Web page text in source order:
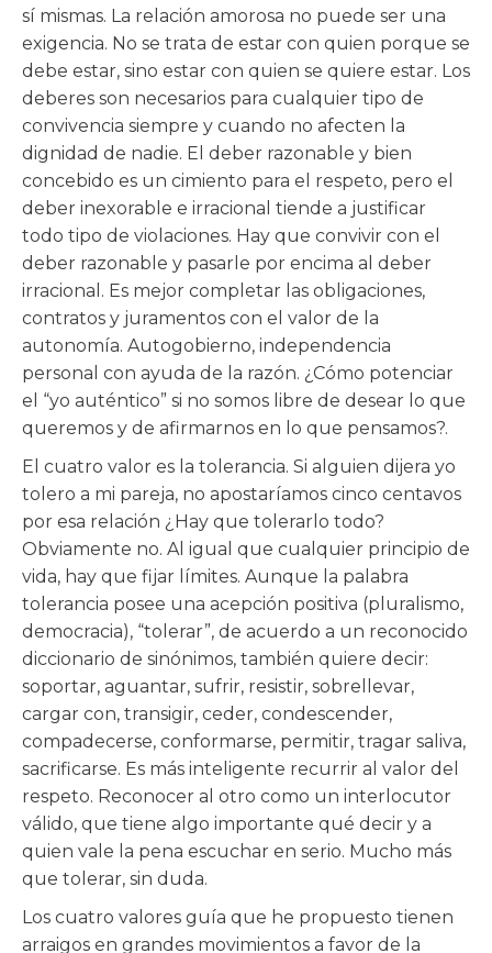
sí mismas. La relación amorosa no puede ser una
exigencia. No se trata de estar con quien porque se
debe estar, sino estar con quien se quiere estar. Los
deberes son necesarios para cualquier tipo de
convivencia siempre y cuando no afecten la
dignidad de nadie. El deber razonable y bien
concebido es un cimiento para el respeto, pero el
deber inexorable e irracional tiende a justificar
todo tipo de violaciones. Hay que convivir con el
deber razonable y pasarle por encima al deber
irracional. Es mejor completar las obligaciones,
contratos y juramentos con el valor de la
autonomía. Autogobierno, independencia
personal con ayuda de la razón. ¿Cómo potenciar
el “yo auténtico” si no somos libre de desear lo que
queremos y de afirmarnos en lo que pensamos?.
El cuatro valor es la tolerancia. Si alguien dijera yo
tolero a mi pareja, no apostaríamos cinco centavos
por esa relación ¿Hay que tolerarlo todo?
Obviamente no. Al igual que cualquier principio de
vida, hay que fijar límites. Aunque la palabra
tolerancia posee una acepción positiva (pluralismo,
democracia), “tolerar”, de acuerdo a un reconocido
diccionario de sinónimos, también quiere decir:
soportar, aguantar, sufrir, resistir, sobrellevar,
cargar con, transigir, ceder, condescender,
compadecerse, conformarse, permitir, tragar saliva,
sacrificarse. Es más inteligente recurrir al valor del
respeto. Reconocer al otro como un interlocutor
válido, que tiene algo importante qué decir y a
quien vale la pena escuchar en serio. Mucho más
que tolerar, sin duda.
Los cuatro valores guía que he propuesto tienen
arraigos en grandes movimientos a favor de la